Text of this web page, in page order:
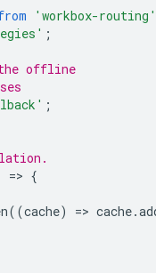
'workbox-routing'
;
the offline
;
=> {
((cache) => cache.